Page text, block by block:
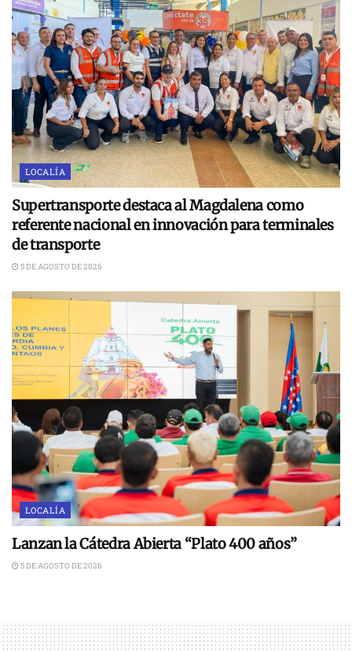
LOCALÍA
Supertransporte destaca al Magdalena como
referente nacional en innovación para terminales
de transporte
5 DE AGOSTO DE 2026
LOCALÍA
Lanzan la Cátedra Abierta “Plato 400 años”
5 DE AGOSTO DE 2026